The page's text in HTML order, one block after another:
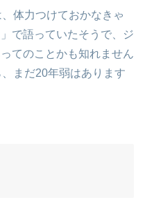
体力つけておかなきゃ
で語っていたそうで、ジ
てのことかも知れません
まだ20年弱はあります